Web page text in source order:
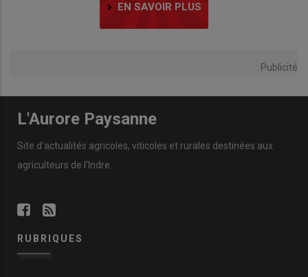
EN SAVOIR PLUS
Publicité
L'Aurore Paysanne
Site d'actualités agricoles, viticoles et rurales destinées aux
agriculteurs de l'Indre.
RUBRIQUES